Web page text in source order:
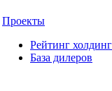
Проекты
Рейтинг
База дилеров